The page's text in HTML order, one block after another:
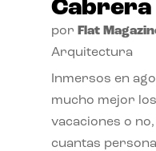
Cabrera
por Flat
Arquitectura
Inmersos en
mucho mejor
vacaciones o
cuantas